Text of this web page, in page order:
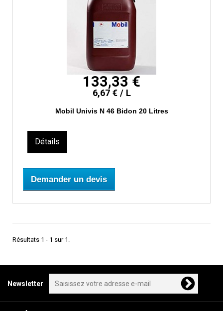
133,33 €
6,67 € / L
Mobil Univis N 46 Bidon 20 Litres
Détails
Demander un devis
Résultats 1 - 1 sur 1.
Newsletter